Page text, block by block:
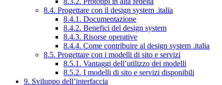
8.4. Progettare con il design system .italia
8.4.1. Documentazione
8.4.2. Benefici del design system
8.4.3. Risorse operative
8.4.4. Come contribuire al design system .italia
8.5. Progettare con i modelli di sito e servizi
8.5.1. Vantaggi dell’utilizzo dei modelli
8.5.2. I modelli di sito e servizi disponibili
9. Sviluppo dell’interfaccia